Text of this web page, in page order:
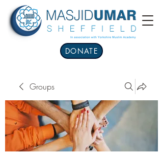
DONATE
Groups